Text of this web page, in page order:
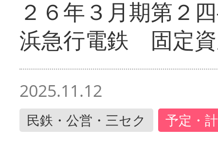
２６年３月期第２
浜急行電鉄 固定
2025.11.12
民鉄・公営・三セク 予定・